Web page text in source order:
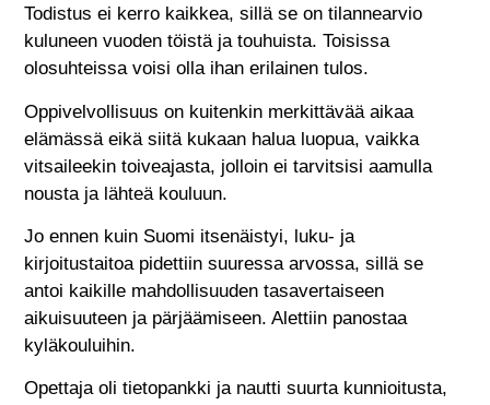
Todistus ei kerro kaikkea, sillä se on tilannearvio
kuluneen vuoden töistä ja touhuista. Toisissa
olosuhteissa voisi olla ihan erilainen tulos.
Oppivelvollisuus on kuitenkin merkittävää aikaa
elämässä eikä siitä kukaan halua luopua, vaikka
vitsaileekin toiveajasta, jolloin ei tarvitsisi aamulla
nousta ja lähteä kouluun.
Jo ennen kuin Suomi itsenäistyi, luku- ja
kirjoitustaitoa pidettiin suuressa arvossa, sillä se
antoi kaikille mahdollisuuden tasavertaiseen
aikuisuuteen ja pärjäämiseen. Alettiin panostaa
kyläkouluihin.
Opettaja oli tietopankki ja nautti suurta kunnioitusta,